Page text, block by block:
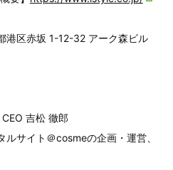
区赤坂 1-12-32 アーク森ビル
吉松 徹郎
サイト＠cosmeの企画・運営、